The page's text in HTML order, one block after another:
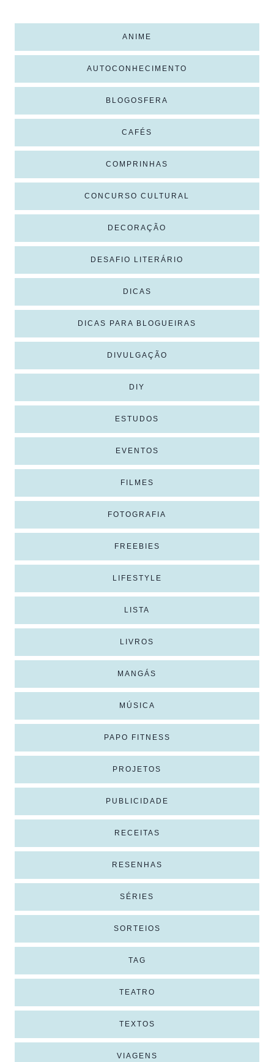
ANIME
AUTOCONHECIMENTO
BLOGOSFERA
CAFÉS
COMPRINHAS
CONCURSO CULTURAL
DECORAÇÃO
DESAFIO LITERÁRIO
DICAS
DICAS PARA BLOGUEIRAS
DIVULGAÇÃO
DIY
ESTUDOS
EVENTOS
FILMES
FOTOGRAFIA
FREEBIES
LIFESTYLE
LISTA
LIVROS
MANGÁS
MÚSICA
PAPO FITNESS
PROJETOS
PUBLICIDADE
RECEITAS
RESENHAS
SÉRIES
SORTEIOS
TAG
TEATRO
TEXTOS
VIAGENS